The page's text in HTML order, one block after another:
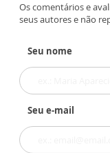
Os comentários e
seus autores e não
Seu nome
Seu e-mail